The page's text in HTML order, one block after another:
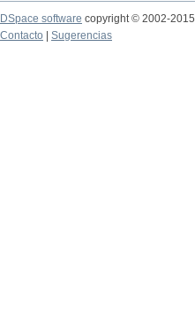
DSpace software copyright © 2002-2015
Contacto
Sugerencias